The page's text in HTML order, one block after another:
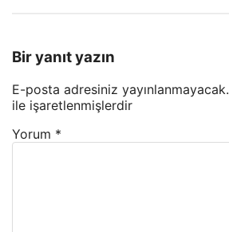
Bir yanıt yazın
E-posta adresiniz yayınlanmayacak.
ile işaretlenmişlerdir
Yorum *